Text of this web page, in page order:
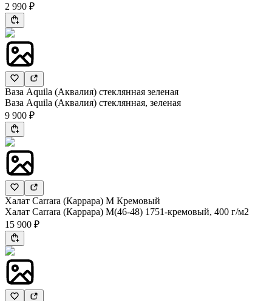
2 990 ₽
Ваза Aquila (Аквалия) стеклянная зеленая
Ваза Aquila (Аквалия) стеклянная, зеленая
9 900 ₽
Халат Carrara (Каррара) M Кремовый
Халат Carrara (Каррара) M(46-48) 1751-кремовый, 400 г/м2
15 900 ₽